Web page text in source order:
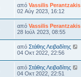
από Vassilis Perantzakis
02 Αύγ 2023, 16:12
από Vassilis Perantzakis
28 Ιούλ 2023, 08:55
από Στάθης Λειβαδίτης
04 Οκτ 2022, 22:56
από Στάθης Λειβαδίτης
04 Οκτ 2022, 22:51